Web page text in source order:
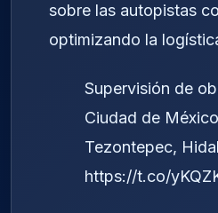
sobre las autopistas
optimizando la
Supervisión de
Ciudad de
Tezontepec,
https://t.co/